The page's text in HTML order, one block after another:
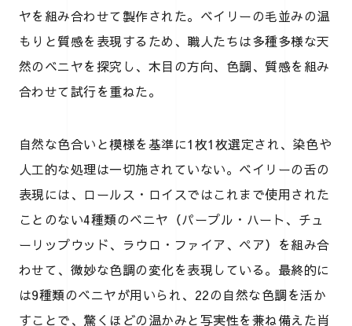
ヤを組み合わせて製作された。ベイリーの毛並みの温
もりと質感を表現するため、職人たちは多種多様な天
然のベニヤを探究し、木目の方向、色調、質感を組み
合わせて試行を重ねた。
自然な色合いと模様を基準に1枚1枚選定され、染色や
人工的な処理は一切施されていない。ベイリーの舌の
表現には、ロールス・ロイスではこれまで使用された
ことのない4種類のベニヤ（パープル・ハート、チュ
ーリップウッド、ラウロ・ファイア、ペア）を組み合
わせて、微妙な色調の変化を表現している。最終的に
は9種類のベニヤが用いられ、22の自然な色調を活か
すことで、驚くほどの温かみと写実性を兼ね備えた肖